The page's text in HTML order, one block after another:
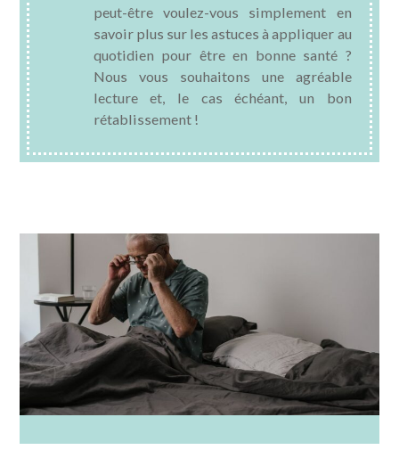
SENIOR
CONTACT
peut-être voulez-vous simplement en
savoir plus sur les astuces à appliquer au
quotidien pour être en bonne santé ?
Nous vous souhaitons une agréable
lecture et, le cas échéant, un bon
rétablissement !